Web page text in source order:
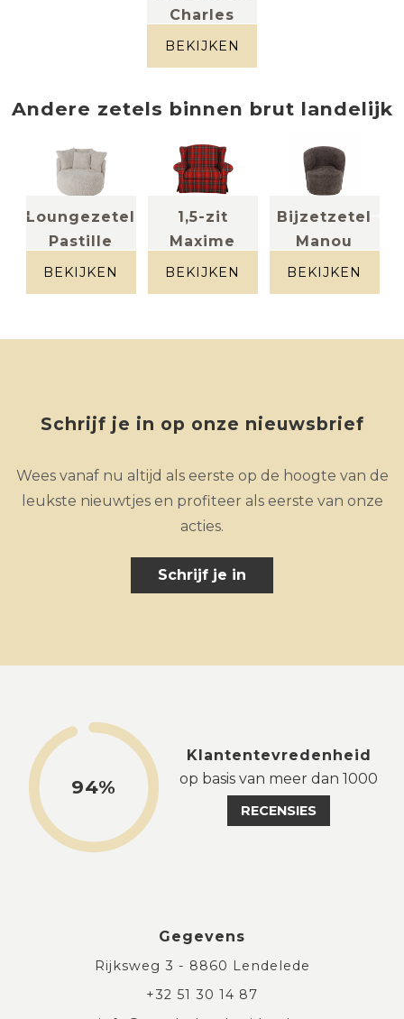
Charles
grijsblauw
BEKIJKEN
Andere zetels binnen brut landelijk
Loungezetel
Pastille
beige
BEKIJKEN
1,5-zit
Maxime
BEKIJKEN
Bijzetzetel
Manou
grijs
BEKIJKEN
Schrijf je in op onze nieuwsbrief
Wees vanaf nu altijd als eerste op de hoogte van de
leukste nieuwtjes en profiteer als eerste van onze
acties.
Schrijf je in
94%
Klantentevredenheid
op basis van meer dan 1000
RECENSIES
Gegevens
Rijksweg 3 - 8860 Lendelede
+32 51 30 14 87